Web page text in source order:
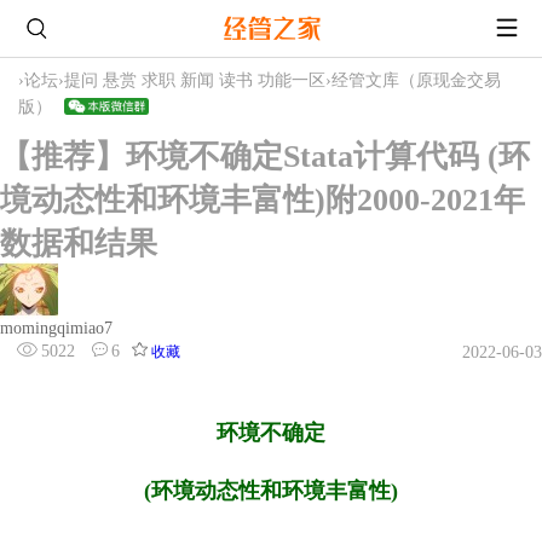
›论坛›提问 悬赏 求职 新闻 读书 功能一区 ›经管文库（原现金交易
版）
【推荐】环境不确定Stata计算代码 (环
境动态性和环境丰富性)附2000-2021年
数据和结果
momingqimiao7
5022
6 收藏 2022-06-03
环境不确定
(环境动态性和环境丰富性)